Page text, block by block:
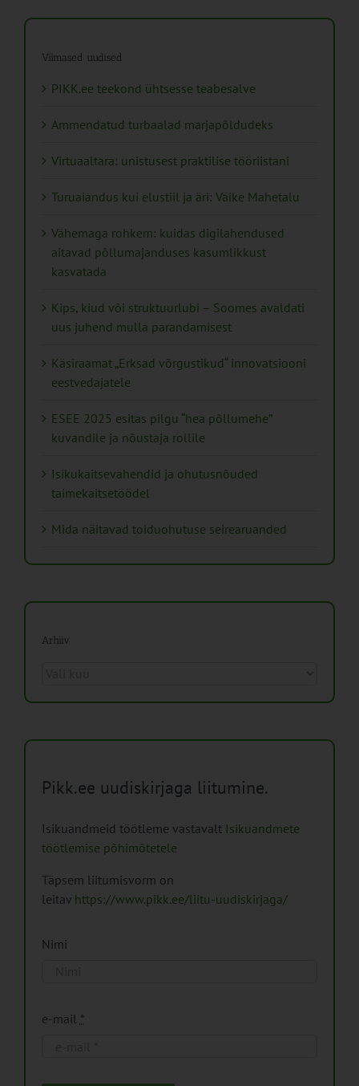
Viimased uudised
PIKK.ee teekond ühtsesse teabesalve
Ammendatud turbaalad marjapõldudeks
Virtuaaltara: unistusest praktilise tööriistani
Turuaiandus kui elustiil ja äri: Väike Mahetalu
Vähemaga rohkem: kuidas digilahendused
aitavad põllumajanduses kasumlikkust
kasvatada
Kips, kiud või struktuurlubi – Soomes avaldati
uus juhend mulla parandamisest
Käsiraamat „Erksad võrgustikud“ innovatsiooni
eestvedajatele
ESEE 2025 esitas pilgu “hea põllumehe”
kuvandile ja nõustaja rollile
Isikukaitsevahendid ja ohutusnõuded
taimekaitsetöödel
Mida näitavad toiduohutuse seirearuanded
Arhiiv
Pikk.ee uudiskirjaga liitumine.
Isikuandmeid töötleme vastavalt Isikuandmete
töötlemise põhimõtetele
Täpsem liitumisvorm on
leitav https://www.pikk.ee/liitu-uudiskirjaga/
Nimi
e-mail *